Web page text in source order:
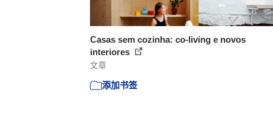
Casas sem cozinha: co-living e novos
interiores
文章
添加书签